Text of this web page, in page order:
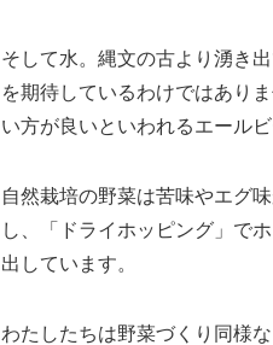
そして水。縄文の古より湧き
を期待しているわけではあり
い方が良いといわれるエール
自然栽培の野菜は苦味やエグ
し、「ドライホッピング」で
出しています。
わたしたちは野菜づくり同様